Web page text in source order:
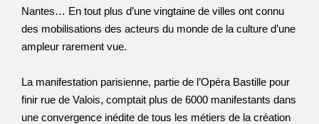
Nantes… En tout plus d’une vingtaine de villes ont connu
des mobilisations des acteurs du monde de la culture d’une
ampleur rarement vue.
La manifestation parisienne, partie de l’Opéra Bastille pour
finir rue de Valois, comptait plus de 6000 manifestants dans
une convergence inédite de tous les métiers de la création